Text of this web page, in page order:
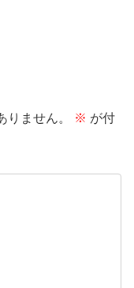
りません。 ※ が付